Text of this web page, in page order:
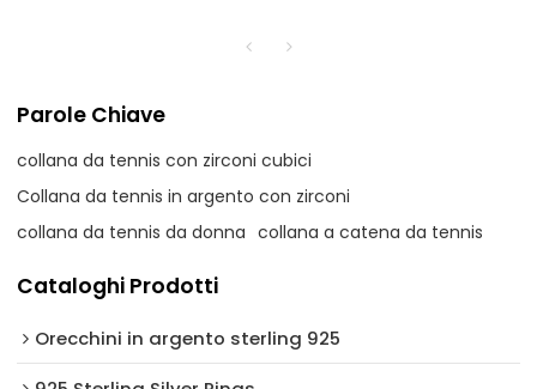
Parole Chiave
collana da tennis con zirconi cubici
Collana da tennis in argento con zirconi
collana da tennis da donna collana a catena da tennis
Cataloghi Prodotti
Orecchini in argento sterling 925